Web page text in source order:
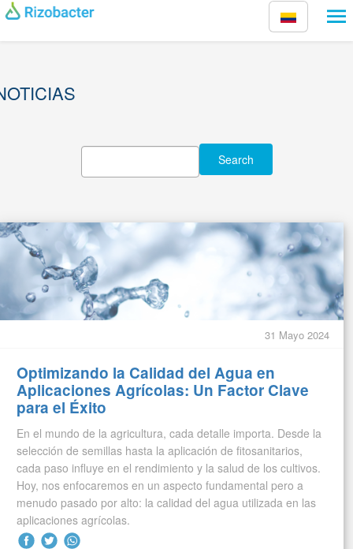
Pasar al contenido principal
31 Mayo 2024
Optimizando la Calidad del Agua en
Aplicaciones Agrícolas: Un Factor Clave
para el Éxito
En el mundo de la agricultura, cada detalle importa. Desde la
selección de semillas hasta la aplicación de fitosanitarios,
cada paso influye en el rendimiento y la salud de los cultivos.
Hoy, nos enfocaremos en un aspecto fundamental pero a
menudo pasado por alto: la calidad del agua utilizada en las
aplicaciones agrícolas.